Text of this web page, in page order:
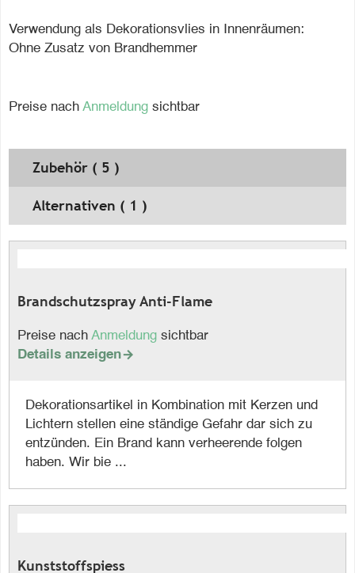
Verwendung als Dekorationsvlies in Innenräumen:
Ohne Zusatz von Brandhemmer
Preise nach Anmeldung sichtbar
Zubehör ( 5 )
Alternativen ( 1 )
Brandschutzspray Anti-Flame
Preise nach Anmeldung sichtbar
Details anzeigen
Dekorationsartikel in Kombination mit Kerzen und
Lichtern stellen eine ständige Gefahr dar sich zu
entzünden. Ein Brand kann verheerende folgen
haben. Wir bie ...
Kunststoffspiess